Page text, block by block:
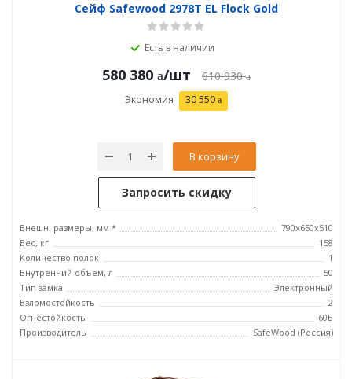
Сейф Safewood 2978T EL Flock Gold
Есть в наличии
580 380 /шт 610 930
Экономия 30 550
В корзину
Запросить скидку
Внешн. размеры, мм *
790х650х510
Вес, кг
158
Количество полок
1
Внутренний объем, л
50
Тип замка
Электронный
Взломостойкость
2
Огнестойкость
60Б
Производитель
SafeWood (Россия)